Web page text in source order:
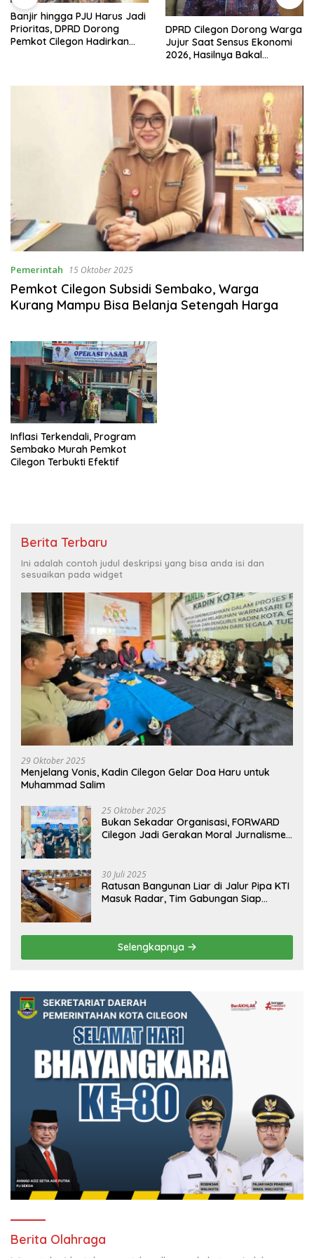
Banjir hingga PJU Harus Jadi
Prioritas, DPRD Dorong
Pemkot Cilegon Hadirkan
DPRD Cilegon Dorong Warga
Jujur Saat Sensus Ekonomi
2026, Hasilnya Bakal
Pemerintah 15 Oktober 2025
Pemkot Cilegon Subsidi Sembako, Warga
Kurang Mampu Bisa Belanja Setengah Harga
Inflasi Terkendali, Program
Sembako Murah Pemkot
Cilegon Terbukti Efektif
Berita Terbaru
Ini adalah contoh judul deskripsi yang bisa anda isi dan
sesuaikan pada widget
29 Oktober 2025
Menjelang Vonis, Kadin Cilegon Gelar Doa Haru untuk
Muhammad Salim
25 Oktober 2025
Bukan Sekadar Organisasi, FORWARD
Cilegon Jadi Gerakan Moral Jurnalisme
30 Juli 2025
Ratusan Bangunan Liar di Jalur Pipa KTI
Masuk Radar, Tim Gabungan Siap
Selengkapnya
Berita Olahraga